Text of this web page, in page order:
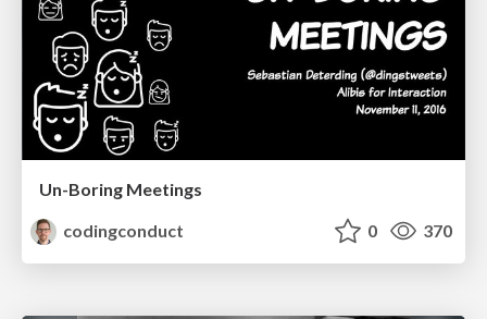
Un-Boring Meetings
codingconduct
0 370